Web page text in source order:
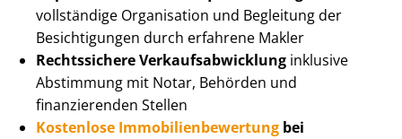
vollständige Organisation und Begleitung der
Besichtigungen durch erfahrene Makler
Rechtssichere Ver­kaufs­ab­wick­lung inklusive
Abstimmung mit Notar, Behörden und
finanzierenden Stellen
Kostenlose Im­mo­bi­li­en­be­wer­tung bei